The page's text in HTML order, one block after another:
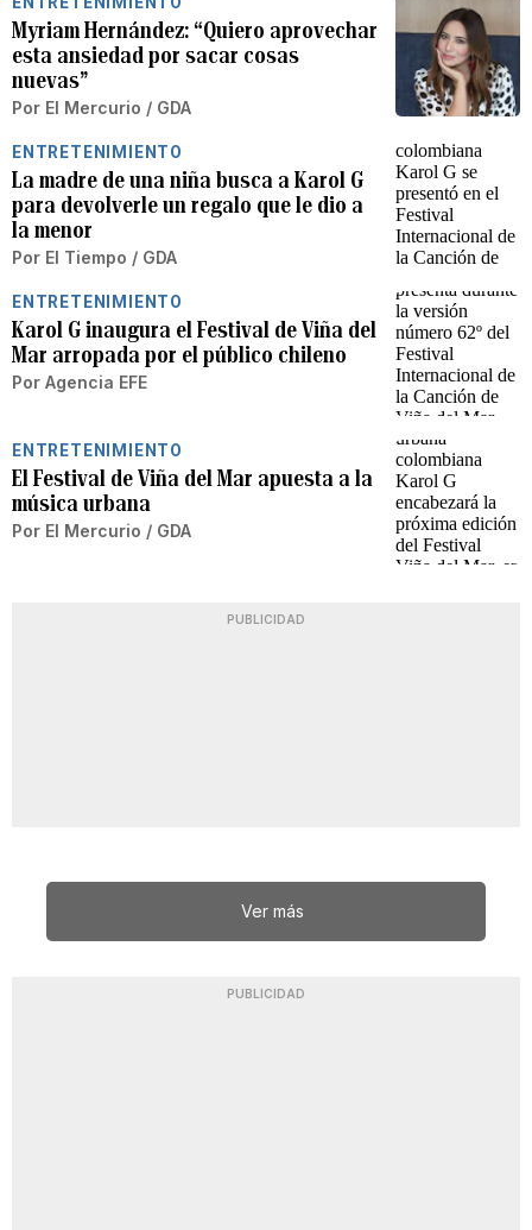
Myriam Hernández: “Quiero aprovechar
esta ansiedad por sacar cosas
nuevas”
Por El Mercurio / GDA
ENTRETENIMIENTO
La madre de una niña busca a Karol G
para devolverle un regalo que le dio a
la menor
Por El Tiempo / GDA
ENTRETENIMIENTO
Karol G inaugura el Festival de Viña del
Mar arropada por el público chileno
Por Agencia EFE
ENTRETENIMIENTO
El Festival de Viña del Mar apuesta a la
música urbana
Por El Mercurio / GDA
PUBLICIDAD
Ver más
PUBLICIDAD